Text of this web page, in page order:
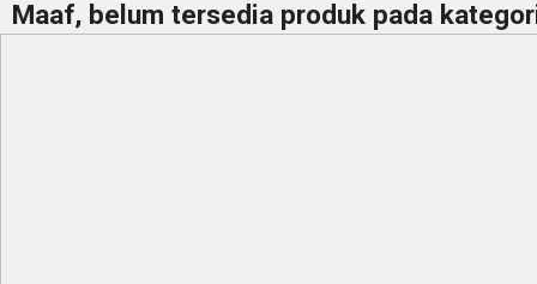
Maaf, belum tersedia produk pada